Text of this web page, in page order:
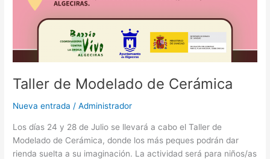
Taller de Modelado de Cerámica
Nueva entrada /Administrador
Los días 24 y 28 de Julio se llevará a cabo el Taller de
Modelado de Cerámica, donde los más peques podrán dar
rienda suelta a su imaginación. La actividad será para niños/as